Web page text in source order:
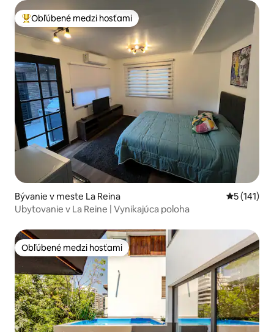
Najobľúbenejšie medzi hosťami
Obľúbené medzi hosťami
Bývanie v meste La Reina Priemerné
5 (141)
Ubytovanie v La Reine | Vynikajúca poloha
Obľúbené medzi hosťami
Obľúbené medzi hosťami